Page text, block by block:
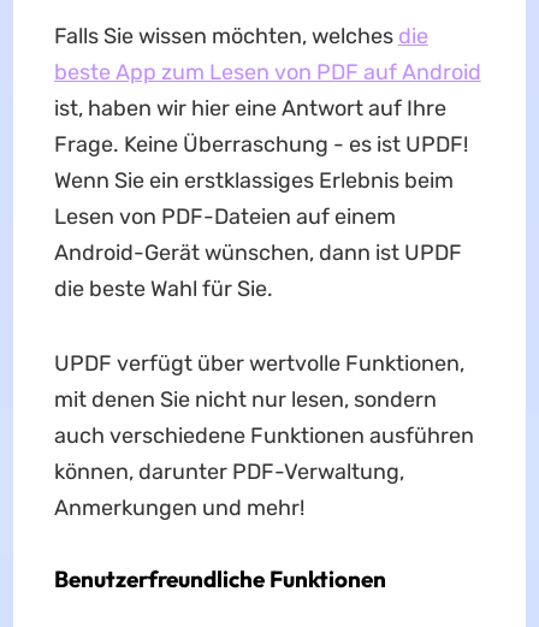
Falls Sie wissen möchten, welches die
beste App zum Lesen von PDF auf Android
ist, haben wir hier eine Antwort auf Ihre
Frage. Keine Überraschung - es ist UPDF!
Wenn Sie ein erstklassiges Erlebnis beim
Lesen von PDF-Dateien auf einem
Android-Gerät wünschen, dann ist UPDF
die beste Wahl für Sie.
UPDF verfügt über wertvolle Funktionen,
mit denen Sie nicht nur lesen, sondern
auch verschiedene Funktionen ausführen
können, darunter PDF-Verwaltung,
Anmerkungen und mehr!
Benutzerfreundliche Funktionen